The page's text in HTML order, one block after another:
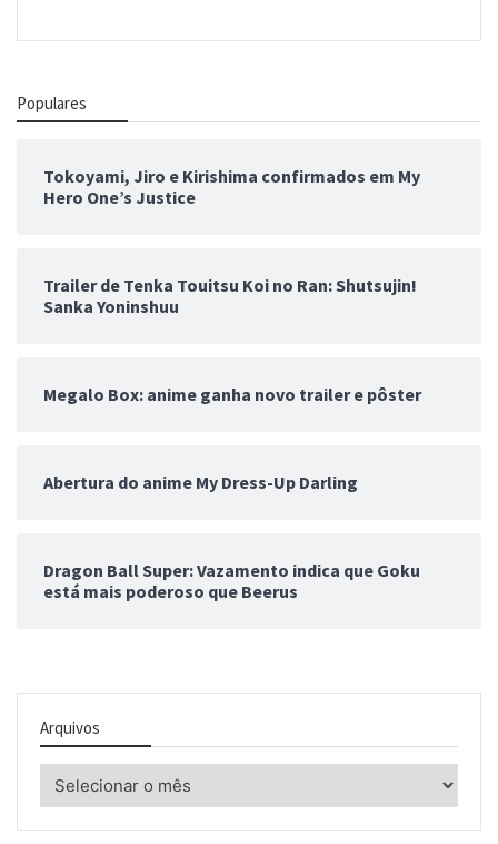
Populares
Tokoyami, Jiro e Kirishima confirmados em My
Hero One’s Justice
Trailer de Tenka Touitsu Koi no Ran: Shutsujin!
Sanka Yoninshuu
Megalo Box: anime ganha novo trailer e pôster
Abertura do anime My Dress-Up Darling
Dragon Ball Super: Vazamento indica que Goku
está mais poderoso que Beerus
Arquivos